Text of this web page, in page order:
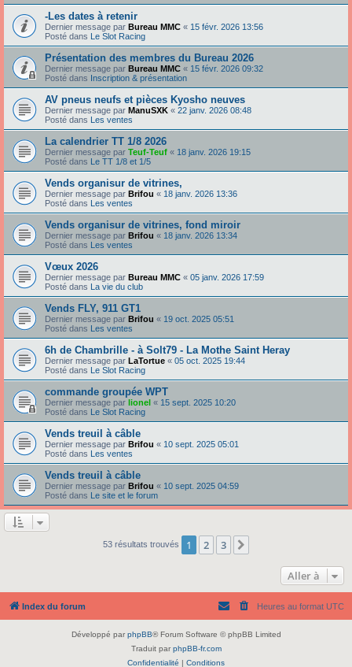
-Les dates à retenir
Dernier message par Bureau MMC « 15 févr. 2026 13:56
Posté dans Le Slot Racing
Présentation des membres du Bureau 2026
Dernier message par Bureau MMC « 15 févr. 2026 09:32
Posté dans Inscription & présentation
AV pneus neufs et pièces Kyosho neuves
Dernier message par ManuSXK « 22 janv. 2026 08:48
Posté dans Les ventes
La calendrier TT 1/8 2026
Dernier message par Teuf-Teuf « 18 janv. 2026 19:15
Posté dans Le TT 1/8 et 1/5
Vends organisur de vitrines,
Dernier message par Brifou « 18 janv. 2026 13:36
Posté dans Les ventes
Vends organisur de vitrines, fond miroir
Dernier message par Brifou « 18 janv. 2026 13:34
Posté dans Les ventes
Vœux 2026
Dernier message par Bureau MMC « 05 janv. 2026 17:59
Posté dans La vie du club
Vends FLY, 911 GT1
Dernier message par Brifou « 19 oct. 2025 05:51
Posté dans Les ventes
6h de Chambrille - à Solt79 - La Mothe Saint Heray
Dernier message par LaTortue « 05 oct. 2025 19:44
Posté dans Le Slot Racing
commande groupée WPT
Dernier message par lionel « 15 sept. 2025 10:20
Posté dans Le Slot Racing
Vends treuil à câble
Dernier message par Brifou « 10 sept. 2025 05:01
Posté dans Les ventes
Vends treuil à câble
Dernier message par Brifou « 10 sept. 2025 04:59
Posté dans Le site et le forum
53 résultats trouvés 1 2 3
Aller à
Index du forum Heures au format UTC
Développé par phpBB® Forum Software © phpBB Limited
Traduit par phpBB-fr.com
Confidentialité | Conditions